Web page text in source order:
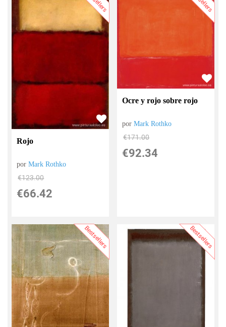
Rojo
porMark Rothko
€123.00
€66.42
Ocre y rojo sobre rojo
porMark Rothko
€171.00
€92.34
Bestsellers Bestsellers